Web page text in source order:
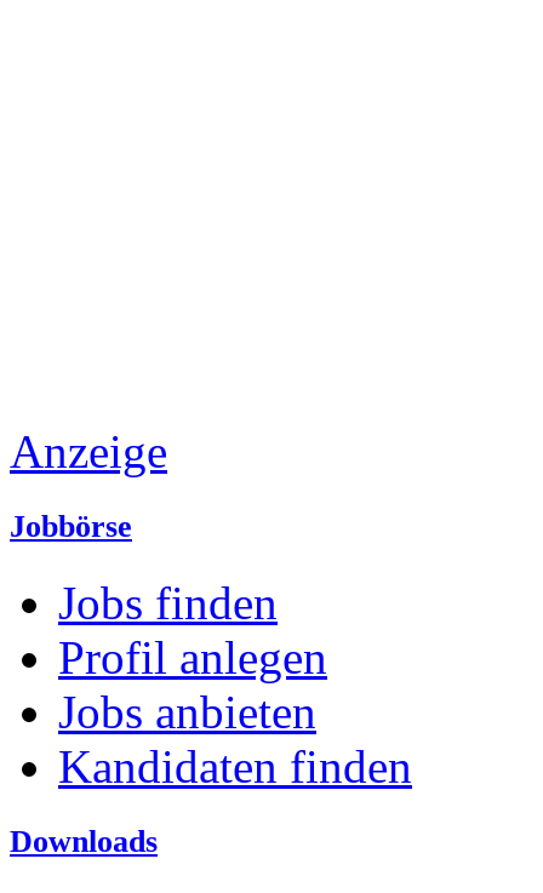
Anzeige
Jobbörse
Jobs finden
Profil anlegen
Jobs anbieten
Kandidaten finden
Downloads